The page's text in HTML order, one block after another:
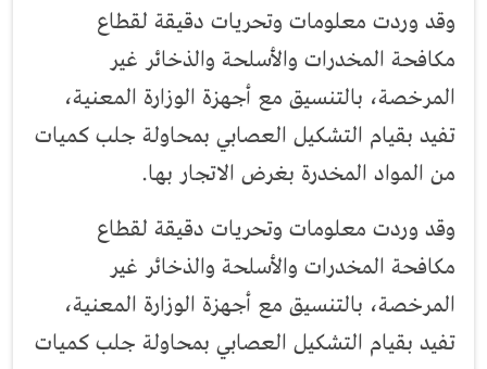
وقد وردت معلومات وتحريات دقيقة لقطاع
مكافحة المخدرات والأسلحة والذخائر غير
المرخصة، بالتنسيق مع أجهزة الوزارة المعنية،
تفيد بقيام التشكيل العصابي بمحاولة جلب كميات
من المواد المخدرة بغرض الاتجار بها.
وقد وردت معلومات وتحريات دقيقة لقطاع
مكافحة المخدرات والأسلحة والذخائر غير
المرخصة، بالتنسيق مع أجهزة الوزارة المعنية،
تفيد بقيام التشكيل العصابي بمحاولة جلب كميات